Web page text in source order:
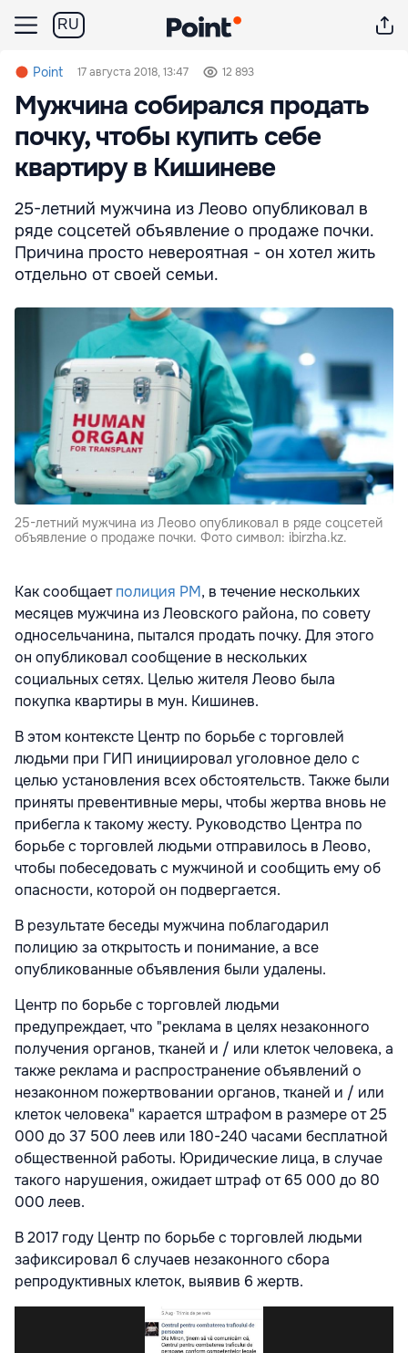
RU
Point 17 августа 2018, 13:47 12 893
Мужчина собирался продать
почку, чтобы купить себе
квартиру в Кишиневе
25-летний мужчина из Леово опубликовал в
ряде соцсетей объявление о продаже почки.
Причина просто невероятная - он хотел жить
отдельно от своей семьи.
25-летний мужчина из Леово опубликовал в ряде соцсетей
объявление о продаже почки. Фото символ: ibirzha.kz.
Как сообщаетполиция РМ, в течение нескольких
месяцев мужчина из Леовского района, по совету
односельчанина, пытался продать почку. Для этого
он опубликовал сообщение в нескольких
социальных сетях. Целью жителя Леово была
покупка квартиры в мун. Кишинев.
В этом контексте Центр по борьбе с торговлей
людьми при ГИП инициировал уголовное дело с
целью установления всех обстоятельств. Также были
приняты превентивные меры, чтобы жертва вновь не
прибегла к такому жесту. Руководство Центра по
борьбе с торговлей людьми отправилось в Леово,
чтобы побеседовать с мужчиной и сообщить ему об
опасности, которой он подвергается.
В результате беседы мужчина поблагодарил
полицию за открытость и понимание, а все
опубликованные объявления были удалены.
Центр по борьбе с торговлей людьми
предупреждает, что "реклама в целях незаконного
получения органов, тканей и / или клеток человека, а
также реклама и распространение объявлений о
незаконном пожертвовании органов, тканей и / или
клеток человека" карается штрафом в размере от 25
000 до 37 500 леев или 180-240 часами бесплатной
общественной работы. Юридические лица, в случае
такого нарушения, ожидает штраф от 65 000 до 80
000 леев.
В 2017 году Центр по борьбе с торговлей людьми
зафиксировал 6 случаев незаконного сбора
репродуктивных клеток, выявив 6 жертв.